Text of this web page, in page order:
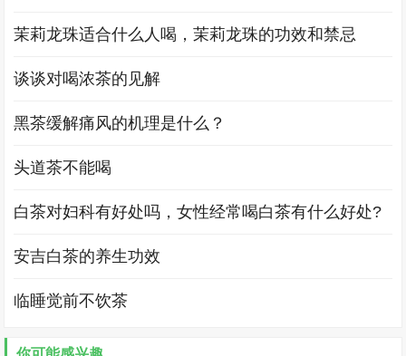
茉莉龙珠适合什么人喝，茉莉龙珠的功效和禁忌
谈谈对喝浓茶的见解
黑茶缓解痛风的机理是什么？
头道茶不能喝
白茶对妇科有好处吗，女性经常喝白茶有什么好处?
安吉白茶的养生功效
临睡觉前不饮茶